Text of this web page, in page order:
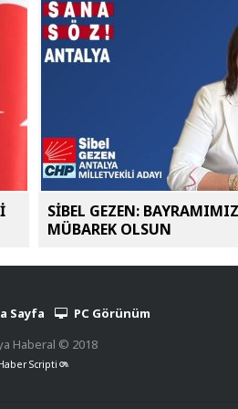
SİBEL GEZEN: BAYRAMIMIZ
MÜBAREK OLSUN
Sayfa
PC Görünüm
Haberal © 2018
Scripti